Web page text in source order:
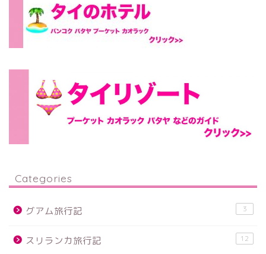
Categories
グアム旅行記 3
スリランカ旅行記 12